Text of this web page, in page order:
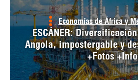
Economías de África y
ESCÁNER:
Angola, impostergable y
+Fotos